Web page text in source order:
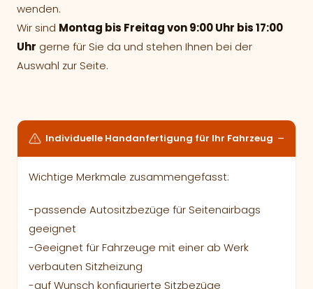
wenden.
Wir sind Montag bis Freitag von 9:00 Uhr bis 17:00
Uhr gerne für Sie da und stehen Ihnen bei der
Auswahl zur Seite.
Individuelle Handanfertigung für Ihr Fahrzeug
Wichtige Merkmale zusammengefasst:
-passende Autositzbezüge für Seitenairbags
geeignet
-Geeignet für Fahrzeuge mit einer ab Werk
verbauten Sitzheizung
-auf Wunsch konfigurierte Sitzbezüge